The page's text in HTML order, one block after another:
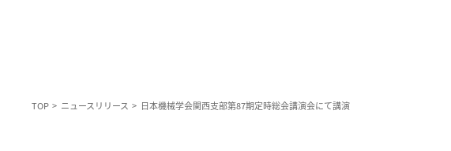
TOP ニュースリリース 日本機械学会関西支部第87期定時総会講演会にて講演